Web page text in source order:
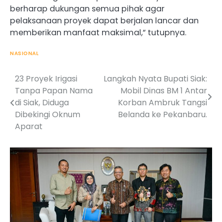
berharap dukungan semua pihak agar
pelaksanaan proyek dapat berjalan lancar dan
memberikan manfaat maksimal,” tutupnya.
NASIONAL
Post
navigation
23 Proyek Irigasi
Tanpa Papan Nama
di Siak, Diduga
Dibekingi Oknum
Aparat
Langkah Nyata Bupati Siak:
Mobil Dinas BM 1 Antar
Korban Ambruk Tangsi
Belanda ke Pekanbaru.